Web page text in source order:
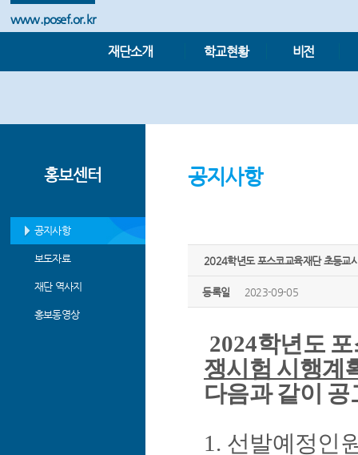
www.posef.or.kr
재단소개 학교현황 비전
홍보센터
공지사항
보도자료
재단 역사지
홍보동영상
공지사항
2024학년도 포스코교육재단 초등교
등록일 2023-09-05
2024학년도
쟁시험 시행계
다음과 같이 공
1. 선발예정인